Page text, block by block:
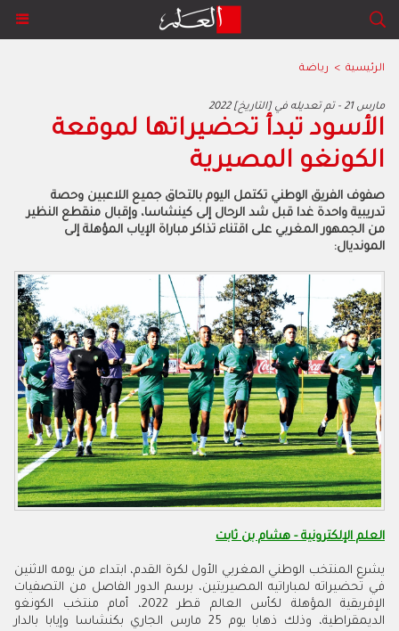
الرئيسية > رياضة
2022 مارس 21 - تم تعديله في [التاريخ]
الأسود تبدأ تحضيراتها لموقعة
الكونغو المصيرية
صفوف الفريق الوطني تكتمل اليوم بالتحاق جميع اللاعبين وحصة
تدريبية واحدة غدا قبل شد الرحال إلى كينشاسا، وإقبال منقطع النظير
من الجمهور المغربي على اقتناء تذاكر مباراة الإياب المؤهلة إلى
المونديال:
العلم الإلكترونية - هشام بن ثابت
يشرع المنتخب الوطني المغربي الأول لكرة القدم، ابتداء من يومه الاثنين
في تحضيراته لمباراتيه المصيريتين، برسم الدور الفاصل من التصفيات
الإفريقية المؤهلة لكأس العالم قطر 2022، أمام منتخب الكونغو
الديمقراطية، وذلك ذهابا يوم 25 مارس الجاري بكنشاسا وإيابا بالدار